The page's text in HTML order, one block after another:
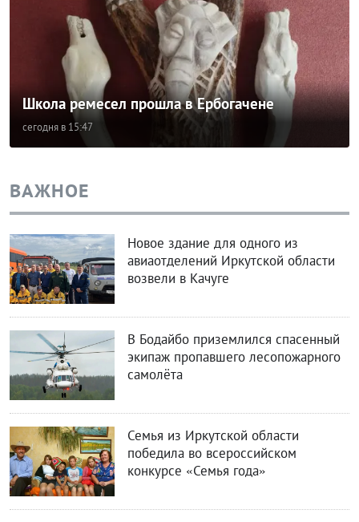
Школа ремесел прошла в Ербогачене
сегодня в 15:47
ВАЖНОЕ
Новое здание для одного из
авиаотделений Иркутской области
возвели в Качуге
В Бодайбо приземлился спасенный
экипаж пропавшего лесопожарного
самолёта
Семья из Иркутской области
победила во всероссийском
конкурсе «Семья года»